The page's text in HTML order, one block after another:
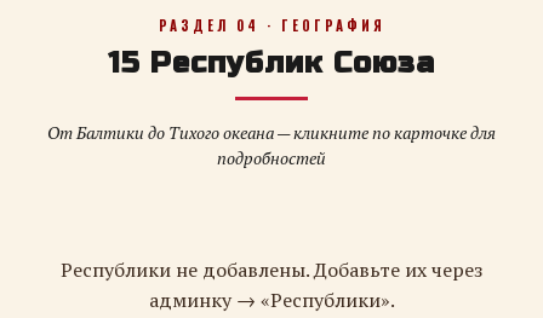
РАЗДЕЛ 04 · ГЕОГРАФИЯ
15 Республик Союза
От Балтики до Тихого океана — кликните по карточке для
подробностей
Республики не добавлены. Добавьте их через
админку → «Республики».